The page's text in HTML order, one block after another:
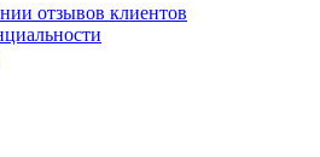
отзывов клиентов